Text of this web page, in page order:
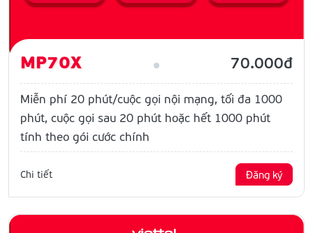
MP70X 70.000đ
Miễn phí 20 phút/cuộc gọi nội mạng, tối đa 1000
phút, cuộc gọi sau 20 phút hoặc hết 1000 phút
tính theo gói cước chính
Chi tiết Đăng ký